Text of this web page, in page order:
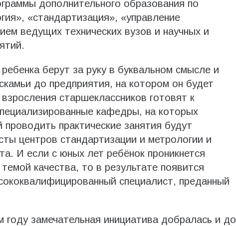
дополнительного образования по
«стандартизация», «управление
ведущих технических вузов и научных и
берут за руку в буквальном смысле и
до предприятия, на котором он будет
старшеклассников готовят к
кафедры, на которых
практические занятия будут
центров стандартизации и метрологии и
И если с юных лет ребёнок проникнется
качества, то в результате появится
специалист, преданный
году замечательная инициатива добралась и до